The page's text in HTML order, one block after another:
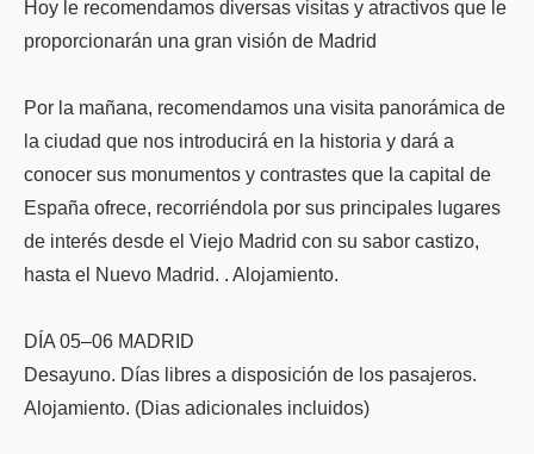
Hoy le recomendamos diversas visitas y atractivos que le
proporcionarán una gran visión de Madrid
Por la mañana, recomendamos una visita panorámica de
la ciudad que nos introducirá en la historia y dará a
conocer sus monumentos y contrastes que la capital de
España ofrece, recorriéndola por sus principales lugares
de interés desde el Viejo Madrid con su sabor castizo,
hasta el Nuevo Madrid. . Alojamiento.
DÍA 05–06 MADRID
Desayuno. Días libres a disposición de los pasajeros.
Alojamiento. (Dias adicionales incluidos)